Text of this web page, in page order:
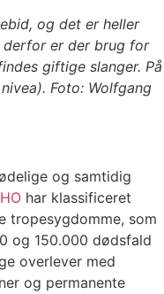
og det er heller
derfor er der brug for
giftige slanger. På
Foto: Wolfgang
og samtidig
har klassificeret
tropesygdomme, som
og 150.000 dødsfald
overlever med
og permanente